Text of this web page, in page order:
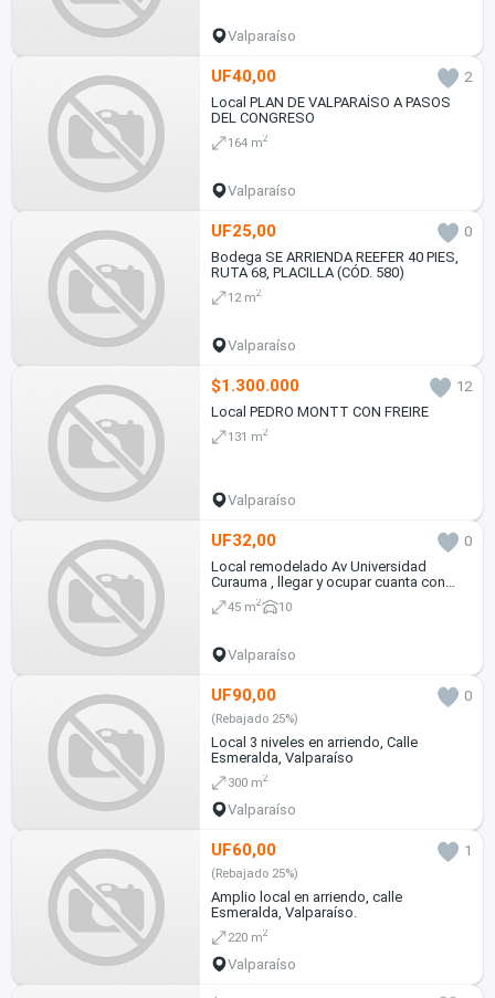
Valparaíso
UF40,00
2
Local PLAN DE VALPARAÍSO A PASOS
DEL CONGRESO
164 m2
Valparaíso
UF25,00
0
Bodega SE ARRIENDA REEFER 40 PIES,
RUTA 68, PLACILLA (CÓD. 580)
12 m2
Valparaíso
$1.300.000
12
Local PEDRO MONTT CON FREIRE
131 m2
Valparaíso
UF32,00
0
Local remodelado Av Universidad
Curauma , llegar y ocupar cuanta con
equipamiento y patende de Almacen
45 m2 10
Valparaíso
UF90,00 0
(Rebajado 25%)
Local 3 niveles en arriendo, Calle
Esmeralda, Valparaíso
300 m2
Valparaíso
UF60,00 1
(Rebajado 25%)
Amplio local en arriendo, calle
Esmeralda, Valparaíso.
220 m2
Valparaíso